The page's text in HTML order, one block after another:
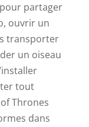
partager
ouvrir un
transporter
un oiseau
tout
Thrones
dans